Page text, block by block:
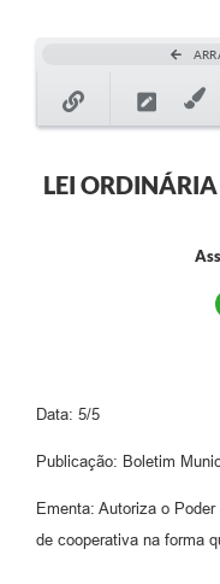
Transparência
Programa Famílias Fortes
Contratação de estagiário
Audiências Públicas
LEI
Data: 5/5
Publicação: Boletim
Ementa: Autoriza o
de cooperativa na forma